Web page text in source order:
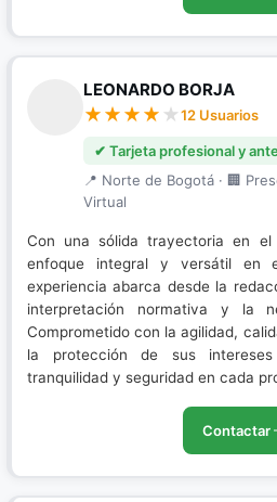
LEONARDO BORJA
12 Usuarios
✔ Tarjeta profesional y
📍 Norte de Bogotá · 🏢
Virtual
Con una sólida trayectoria en
enfoque integral y versátil en
experiencia abarca desde la
interpretación normativa y la
Comprometido con la agilidad,
la protección de sus
tranquilidad y seguridad en cada
Contactar